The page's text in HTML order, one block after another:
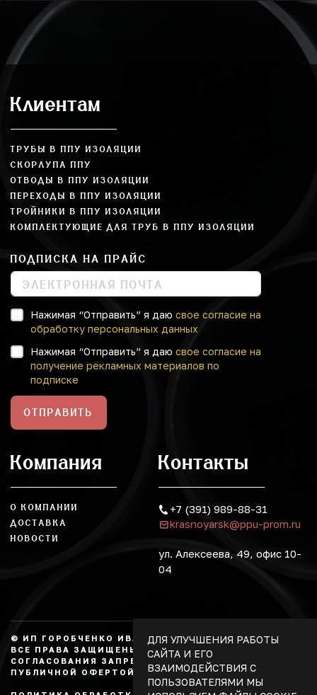
Клиентам
ТРУБЫ В ППУ ИЗОЛЯЦИИ
СКОРЛУПА ППУ
ОТВОДЫ В ППУ ИЗОЛЯЦИИ
ПЕРЕХОДЫ В ППУ ИЗОЛЯЦИИ
ТРОЙНИКИ В ППУ ИЗОЛЯЦИИ
КОМПЛЕКТУЮЩИЕ ДЛЯ ТРУБ В ППУ ИЗОЛЯЦИИ
ПОДПИСКА НА ПРАЙС
Нажимая “Отправить” я даю свое согласие на
обработку персональных данных
Нажимая “Отправить” я даю свое согласие на
получение рекламных материалов по
подписке
ОТПРАВИТЬ
Компания
О КОМПАНИИ
ДОСТАВКА
НОВОСТИ
Контакты
+7 (391) 989-88-31
krasnoyarsk@ppu-prom.ru
ул. Алексеева, 49, офис 10-
04
© ИП ГОРОБЧЕНКО ИВАН АЛЕКСАНДРОВИЧ, 2026.
ВСЕ ПРАВА ЗАЩИЩЕНЫ, КОПИРОВАНИЕ БЕЗ
СОГЛАСОВАНИЯ ЗАПРЕЩЕНО. НЕ ЯВЛЯЕТСЯ
ПУБЛИЧНОЙ ОФЕРТОЙ.
ДЛЯ УЛУЧШЕНИЯ РАБОТЫ
САЙТА И ЕГО
ВЗАИМОДЕЙСТВИЯ С
ПОЛЬЗОВАТЕЛЯМИ МЫ